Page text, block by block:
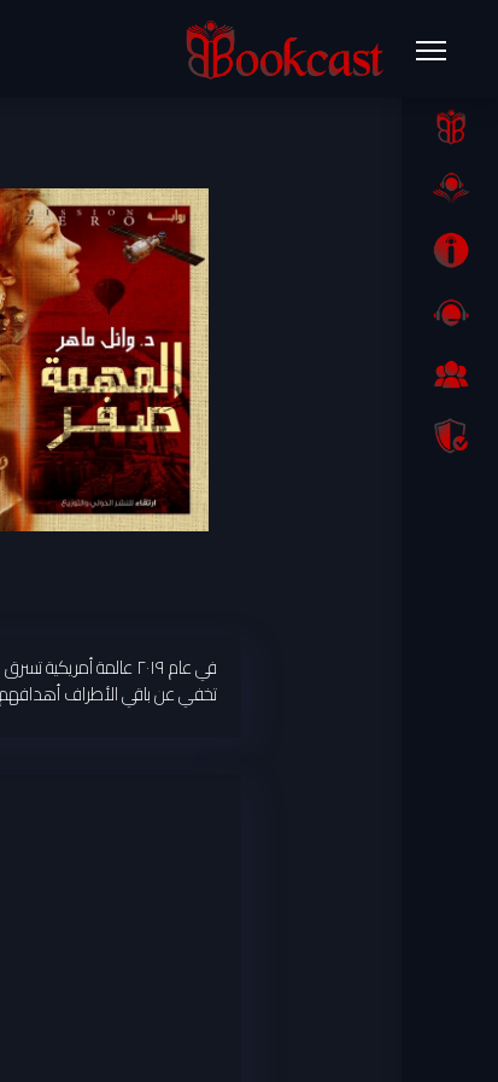
في عام ٢٠١٩ عالمة
تخفي عن باقي الأطراف أهدافهم